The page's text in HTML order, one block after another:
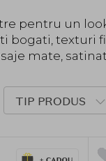
pentru un
bogati, texturi
mate,
TIP PRODUS